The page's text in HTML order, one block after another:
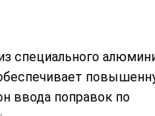
специального
ввода поправок по